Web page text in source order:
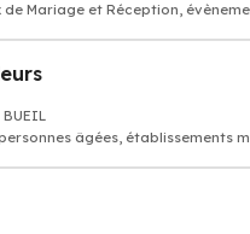
Mariage et Réception,
BUEIL
âgées, établissements